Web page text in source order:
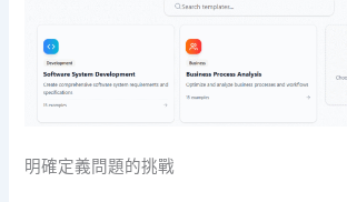
明確定義問題的挑戰